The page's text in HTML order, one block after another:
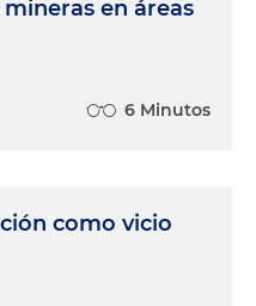
en áreas
6 Minutos
como vicio